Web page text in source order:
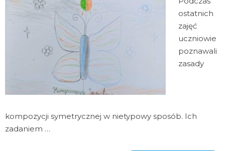
ostatnich
zajęć
uczniowie
poznawali
zasady
kompozycji symetrycznej w nietypowy sposób. Ich
zadaniem …